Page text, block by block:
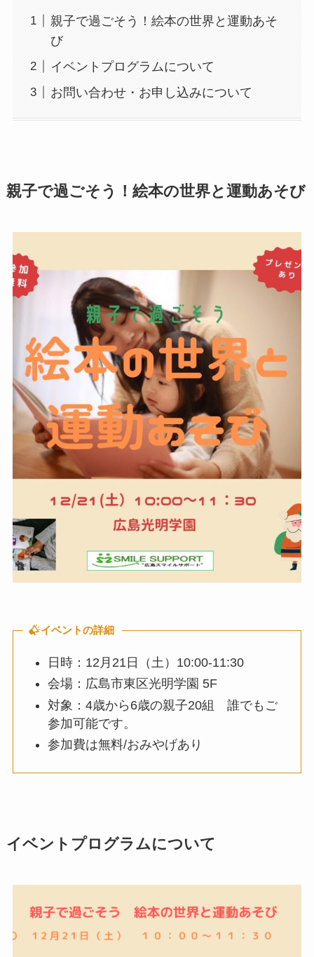
親子で過ごそう！絵本の世界と運動あそ
び
イベントプログラムについて
お問い合わせ・お申し込みについて
親子で過ごそう！絵本の世界と運動あそび
イベントの詳細
日時：12月21日（土）10:00-11:30
会場：広島市東区光明学園 5F
対象：4歳から6歳の親子20組 誰でもご
参加可能です。
参加費は無料/おみやげあり
イベントプログラムについて